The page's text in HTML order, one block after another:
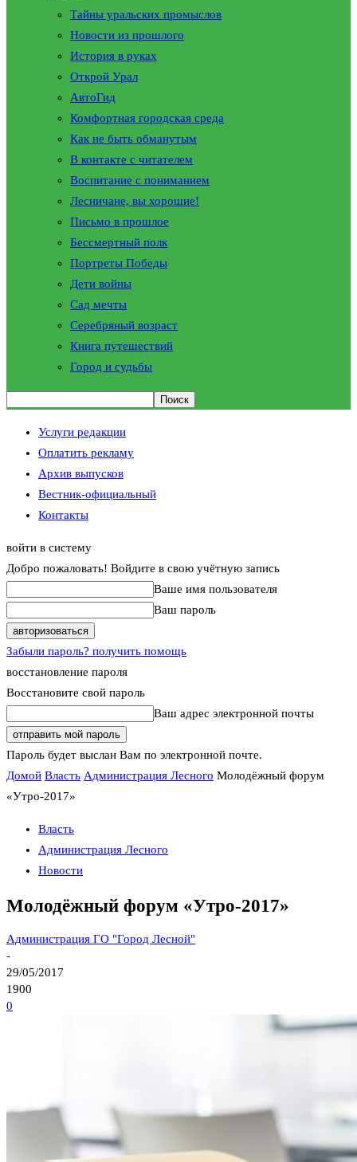
Тайны уральских промыслов
Новости из прошлого
История в руках
Открой Урал
АвтоГид
Комфортная городская среда
Как не быть обманутым
В контакте с читателем
Воспитание с пониманием
Лесничане, вы хорошие!
Письмо в прошлое
Бессмертный полк
Портреты Победы
Дети войны
Сад мечты
Серебряный возраст
Книга путешествий
Город и судьбы
Услуги редакции
Оплатить рекламу
Архив выпусков
Вестник-официальный
Контакты
войти в систему
Добро пожаловать! Войдите в свою учётную запись
Ваше имя пользователя
Ваш пароль
Забыли пароль? получить помощь
восстановление пароля
Восстановите свой пароль
Ваш адрес электронной почты
Пароль будет выслан Вам по электронной почте.
Домой Власть Администрация Лесного Молодёжный форум
«Утро-2017»
Власть
Администрация Лесного
Новости
Молодёжный форум «Утро-2017»
Администрация ГО "Город Лесной"
-
29/05/2017
1900
0